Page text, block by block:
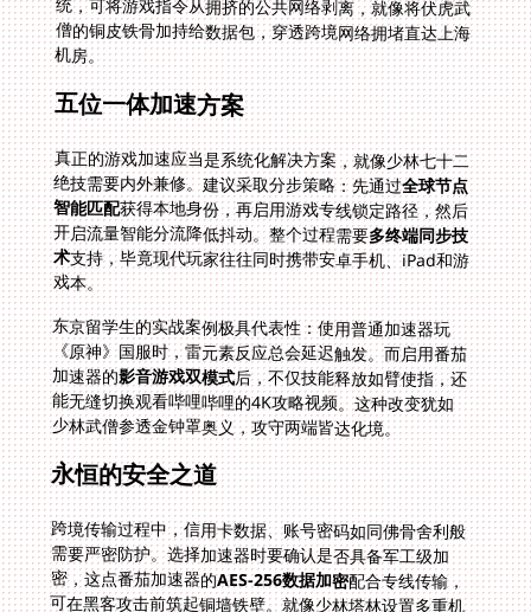
机房。
五位一体加速方案
真正的游戏加速应当是系统化解决方案，就像少林七十二
绝技需要内外兼修。建议采取分步策略：先通过全球节点
智能匹配获得本地身份，再启用游戏专线锁定路径，然后
开启流量智能分流降低抖动。整个过程需要多终端同步技
术支持，毕竟现代玩家往往同时携带安卓手机、iPad和游
戏本。
东京留学生的实战案例极具代表性：使用普通加速器玩
《原神》国服时，雷元素反应总会延迟触发。而启用番茄
加速器的影音游戏双模式后，不仅技能释放如臂使指，还
能无缝切换观看哔哩哔哩的4K攻略视频。这种改变犹如
少林武僧参透金钟罩奥义，攻守两端皆达化境。
永恒的安全之道
跨境传输过程中，信用卡数据、账号密码如同佛骨舍利般
需要严密防护。选择加速器时要确认是否具备军工级加
密，这点番茄加速器的AES-256数据加密配合专线传输，
可在黑客攻击前筑起铜墙铁壁。就像少林塔林设置多重机